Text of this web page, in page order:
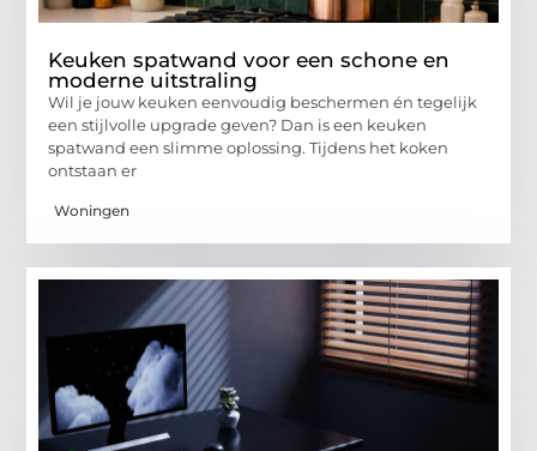
Keuken spatwand voor een schone en
moderne uitstraling
Wil je jouw keuken eenvoudig beschermen én tegelijk
een stijlvolle upgrade geven? Dan is een keuken
spatwand een slimme oplossing. Tijdens het koken
ontstaan er
Woningen